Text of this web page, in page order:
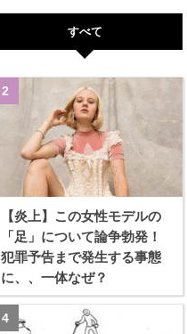
すべて
【炎上】この女性モデルの
「足」について論争勃発！
犯罪予告まで発生する事態
に、、一体なぜ？